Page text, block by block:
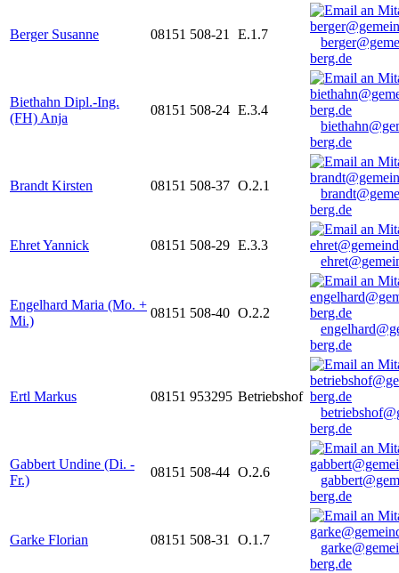
Berger Susanne 08151 508-21 E.1.7
berg.de
Biethahn Dipl.-Ing.
(FH) Anja
08151 508-24 E.3.4
berg.de
Brandt Kirsten 08151 508-37 O.2.1
berg.de
Ehret Yannick 08151 508-29 E.3.3
Engelhard Maria (Mo. +
Mi.)
08151 508-40 O.2.2
berg.de
Ertl Markus 08151 953295 Betriebshof
berg.de
Gabbert Undine (Di. -
Fr.)
08151 508-44 O.2.6
berg.de
Garke Florian 08151 508-31 O.1.7
berg.de